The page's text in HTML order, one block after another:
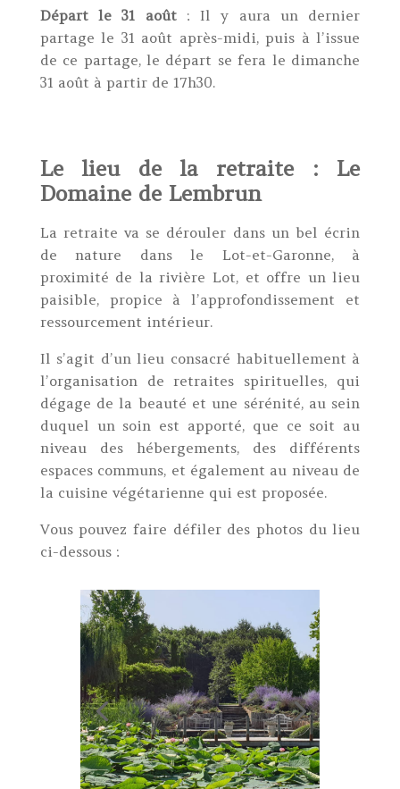
Départ le 31 août : Il y aura un dernier
partage le 31 août après-midi, puis à l’issue
de ce partage, le départ se fera le dimanche
31 août à partir de 17h30.
Le lieu de la retraite : Le
Domaine de Lembrun
La retraite va se dérouler dans un bel écrin
de nature dans le Lot-et-Garonne, à
proximité de la rivière Lot, et offre un lieu
paisible, propice à l’approfondissement et
ressourcement intérieur.
Il s’agit d’un lieu consacré habituellement à
l’organisation de retraites spirituelles, qui
dégage de la beauté et une sérénité, au sein
duquel un soin est apporté, que ce soit au
niveau des hébergements, des différents
espaces communs, et également au niveau de
la cuisine végétarienne qui est proposée.
Vous pouvez faire défiler des photos du lieu
ci-dessous :